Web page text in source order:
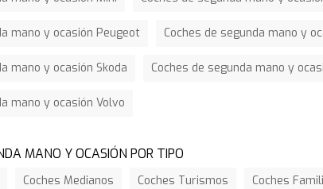
mano y ocasión Peugeot Coches de segunda mano y
mano y ocasión Skoda Coches de segunda mano y
mano y ocasión Volvo
MANO Y OCASIÓN POR TIPO
Coches Medianos Coches Turismos Coches